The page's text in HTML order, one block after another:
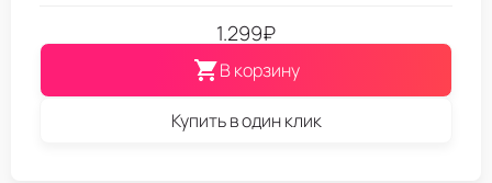
1.299₽
В корзину
Купить в один клик